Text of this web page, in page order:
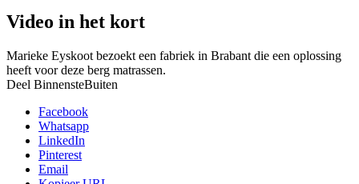
Video in het kort
Marieke Eyskoot bezoekt een fabriek in Brabant die een oplossing
heeft voor deze berg matrassen.
Deel BinnensteBuiten
Facebook
Whatsapp
LinkedIn
Pinterest
Email